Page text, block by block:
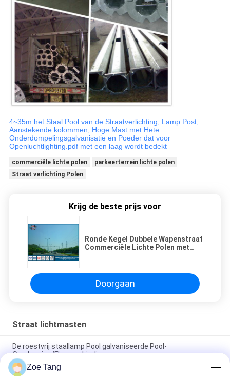
4~35m het Staal Pool van de Straatverlichting, Lamp Post,
Aanstekende kolommen, Hoge Mast met Hete
Onderdompelingsgalvanisatie en Poeder dat voor
Openluchtlighting.pdf met een laag wordt bedekt
commerciële lichte polen
parkeerterrein lichte polen
Straat verlichting Polen
Krijg de beste prijs voor
Ronde Kegel Dubbele Wapenstraat
Commerciële Lichte Polen met
Doorgaan
Straat lichtmasten
De roestvrij staallamp Pool galvaniseerde Pool-
Overlapping/Flensverbinding
Kies/de Dubbele van de Wapen Kegelstraatlantaarn Openlucht
Zoe Tang